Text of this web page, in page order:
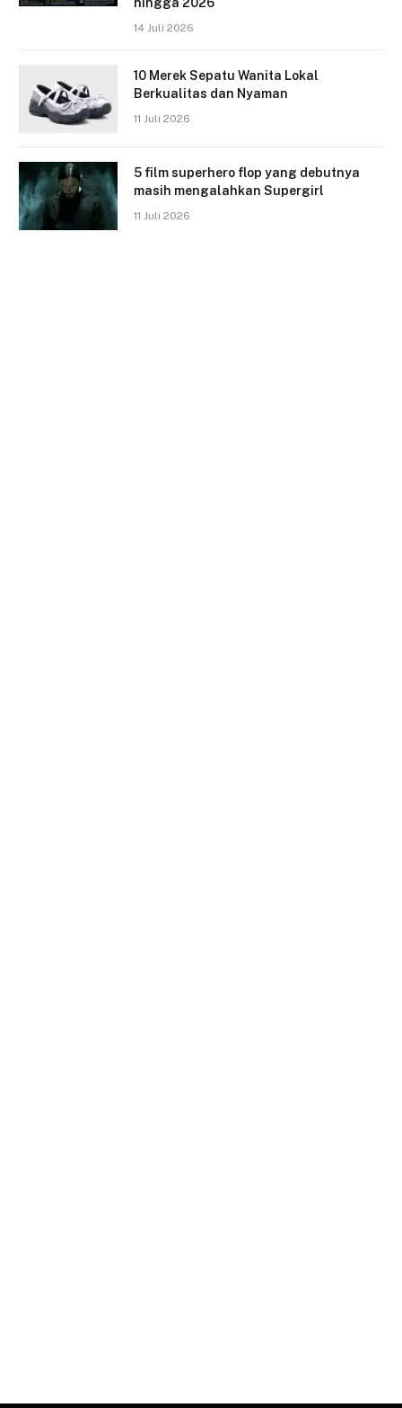
14 Juli 2026
10 Merek Sepatu Wanita Lokal
Berkualitas dan Nyaman
11 Juli 2026
5 film superhero flop yang debutnya
masih mengalahkan Supergirl
11 Juli 2026